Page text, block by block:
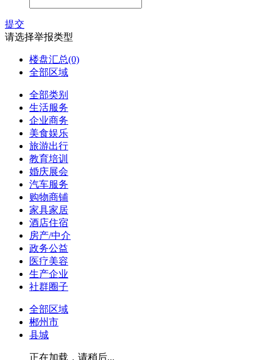
提交
请选择举报类型
楼盘汇总(0)
全部区域
全部类别
生活服务
企业商务
美食娱乐
旅游出行
教育培训
婚庆展会
汽车服务
购物商铺
家具家居
酒店住宿
房产/中介
政务公益
医疗美容
生产企业
社群圈子
全部区域
郴州市
县城
正在加载，请稍后...